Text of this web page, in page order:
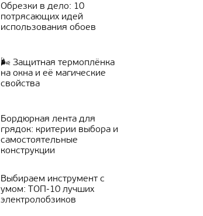
Обрезки в дело: 10
потрясающих идей
использования обоев
🌬 Защитная термоплёнка
на окна и её магические
свойства
Бордюрная лента для
грядок: критерии выбора и
самостоятельные
конструкции
Выбираем инструмент с
умом: ТОП-10 лучших
электролобзиков